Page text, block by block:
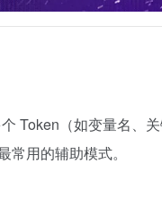
Token（如变量名、
用的辅助模式。